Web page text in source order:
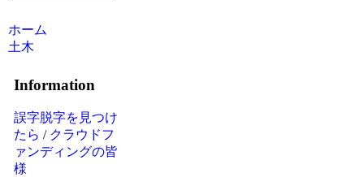
ホーム
土木
Information
誤字脱字を見つけ
たら / クラウドフ
ァンディングの皆
様